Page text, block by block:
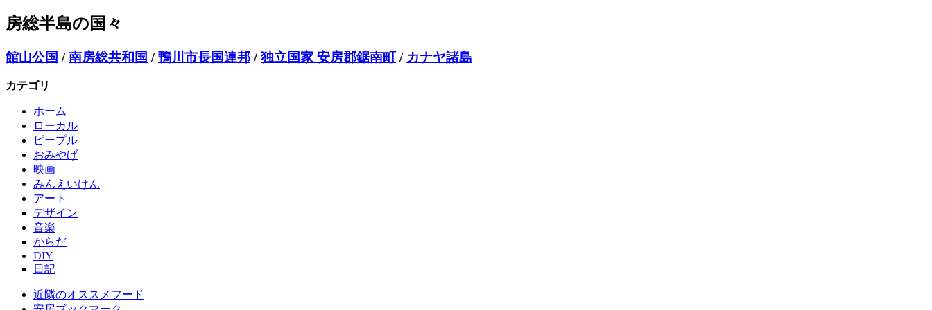
房総半島の国々
館山公国 /南房総共和国 /鴨川市長国連邦 /独立国家 安房郡鋸南町/ カナヤ諸島
カテゴリ
ホーム
ローカル
ピープル
おみやげ
映画
みんえいけん
アート
デザイン
音楽
からだ
DIY
日記
近隣のオススメフード